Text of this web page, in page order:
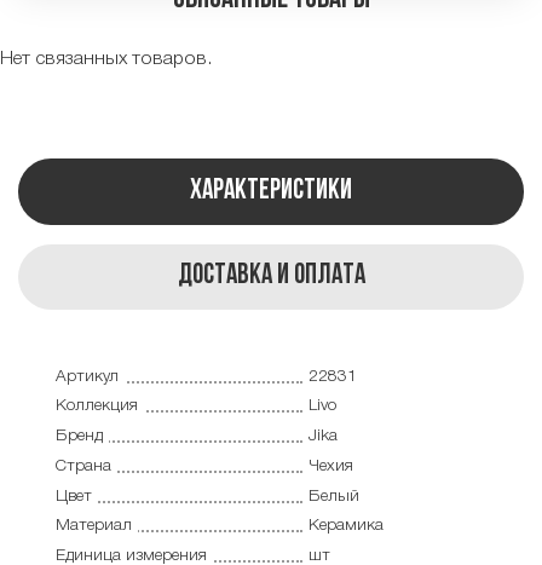
Нет связанных товаров.
Характеристики
Доставка и оплата
Артикул
22831
Коллекция
Livo
Бренд
Jika
Страна
Чехия
Цвет
Белый
Материал
Керамика
Единица измерения
шт